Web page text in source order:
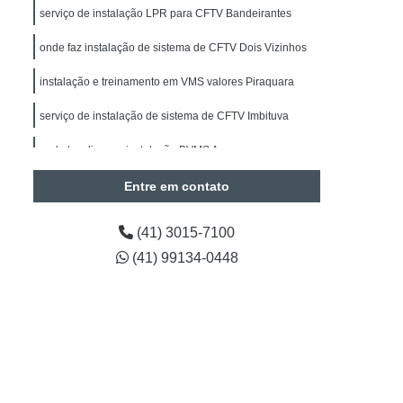
de Sistemas de Alarmes de Intrusão
Manutenção de Segurança Eletrônica Paraná
CFTV
Instalação de Câmeras Intelbras
de Pessoas
Timelapse para Obras
serviço de instalação LPR para CFTV Bandeirantes
onde faz instalação de sistema de CFTV Dois Vizinhos
instalação e treinamento em VMS valores Piraquara
serviço de instalação de sistema de CFTV Imbituva
onde tem licença instalação BVMS Arapongas
Entre em contato
(41) 3015-7100
(41) 99134-0448